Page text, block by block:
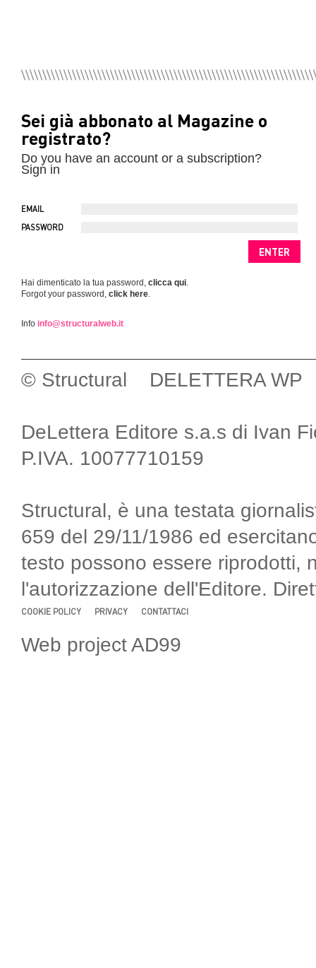
Sei già abbonato al Magazine o
registrato?
Do you have an account or a subscription?
Sign in
EMAIL
PASSWORD
Hai dimenticato la tua password, clicca qui.
Forgot your password, click here.
Info info@structuralweb.it
© Structural DELETTERA WP
DeLettera Editore s.a.s di Ivan
P.IVA. 10077710159
Structural, è una testata
659 del 29/11/1986 ed
testo possono essere riprodotti,
l'autorizzazione dell'Editore.
COOKIE POLICY PRIVACY CONTATTACI
Web project AD99